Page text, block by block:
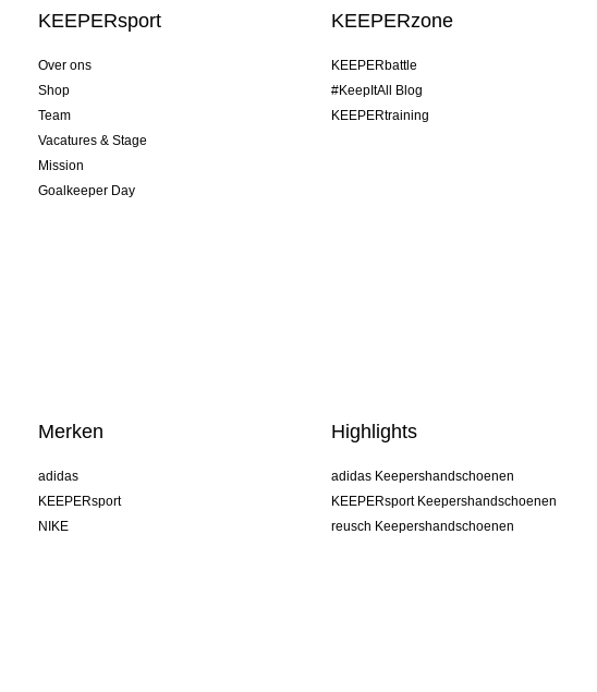
KEEPERsport
Over ons
Shop
Team
Vacatures & Stage
Mission
Goalkeeper Day
KEEPERzone
KEEPERbattle
#KeepItAll Blog
KEEPERtraining
Merken
adidas
KEEPERsport
NIKE
Highlights
adidas Keepershandschoenen
KEEPERsport Keepershandschoenen
reusch Keepershandschoenen